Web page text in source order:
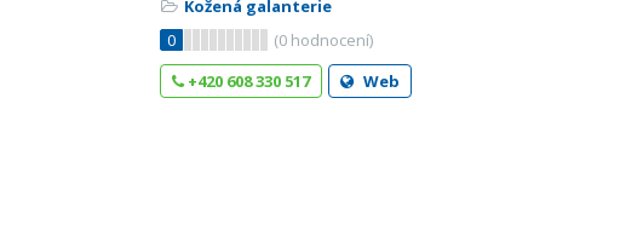
Kožená galanterie
0
(0 hodnocení)
+420 608 330 517
Web